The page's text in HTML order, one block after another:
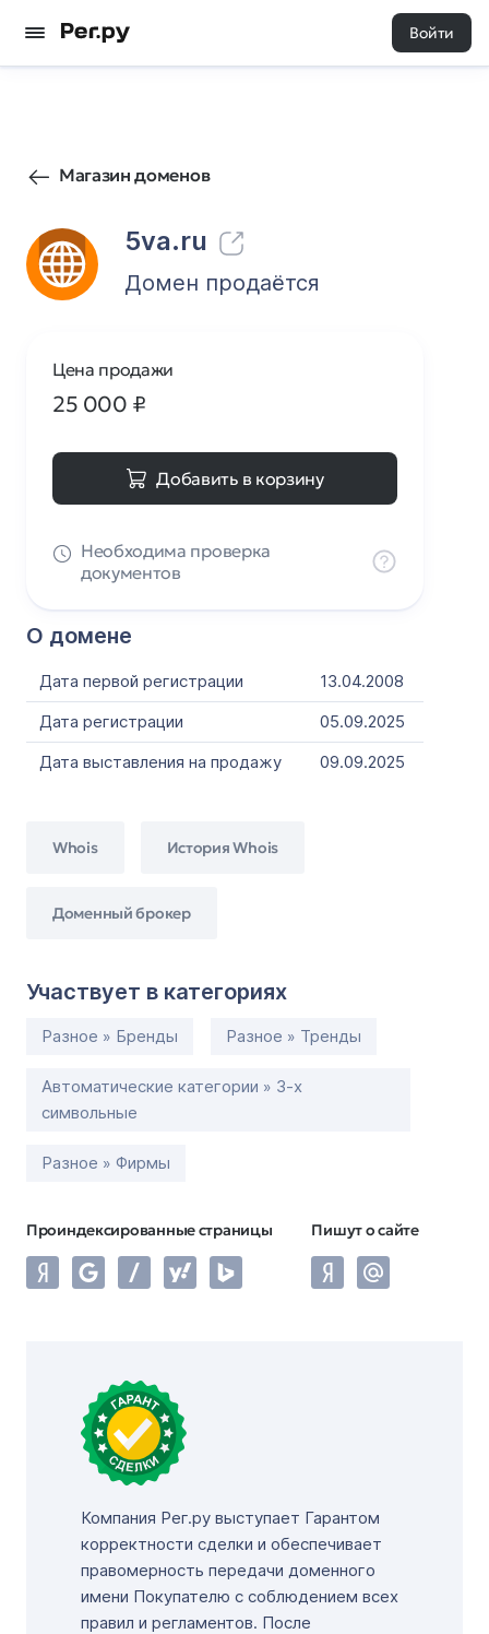
Войти
Магазин доменов
5va.ru
44 0
Домен продаётся
О домене
Дата первой регистрации
13.04.2008
Дата регистрации
05.09.2025
Дата выставления на продажу
09.09.2025
Whois История Whois
Доменный брокер
Участвует в категориях
Разное » Бренды Разное » Тренды
Автоматические категории » 3-х
символьные
Разное » Фирмы
Проиндексированные страницы Пишут о сайте
Цена продажи
25 000 ₽
Добавить в корзину
Необходима проверка
документов
Компания Рег.ру выступает Гарантом
корректности сделки и обеспечивает
правомерность передачи доменного
имени Покупателю с соблюдением всех
правил и регламентов. После